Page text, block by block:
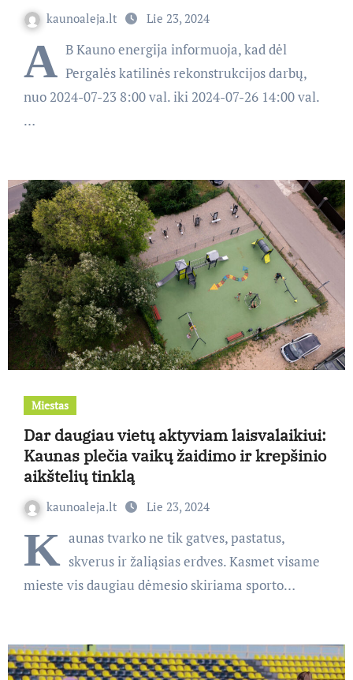
kaunoaleja.lt Lie 23, 2024
A B Kauno energija informuoja, kad dėl
Pergalės katilinės rekonstrukcijos darbų,
nuo 2024-07-23 8:00 val. iki 2024-07-26 14:00 val.
…
Miestas
Dar daugiau vietų aktyviam laisvalaikiui:
Kaunas plečia vaikų žaidimo ir krepšinio
aikštelių tinklą
kaunoaleja.lt Lie 23, 2024
K aunas tvarko ne tik gatves, pastatus,
skverus ir žaliąsias erdves. Kasmet visame
mieste vis daugiau dėmesio skiriama sporto…